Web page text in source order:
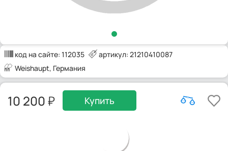
код на сайте: 112035
артикул: 21210410087
Weishaupt, Германия
10 200 Купить